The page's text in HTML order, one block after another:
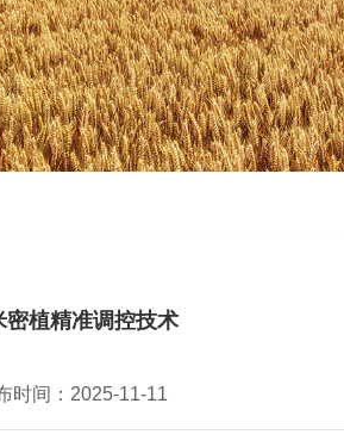
密植精准调控技术
时间：2025-11-11